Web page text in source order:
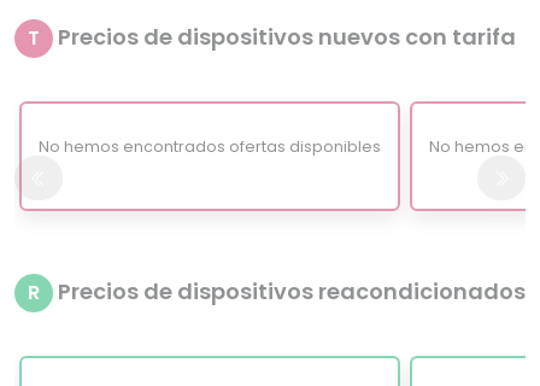
T Precios de dispositivos nuevos con tarifa
No hemos encontrados ofertas disponibles No hemos
R Precios de dispositivos reacondicionados